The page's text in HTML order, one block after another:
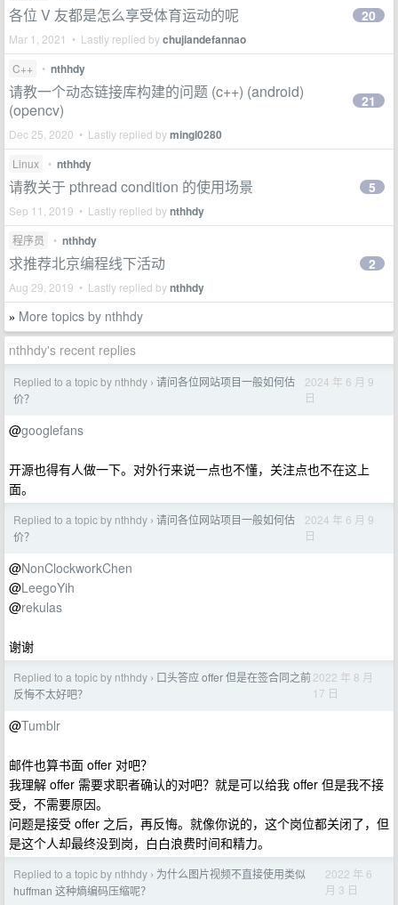
各位 V 友都是怎么享受体育运动的呢
Mar 1, 2021 • Lastly replied bychujiandefannao
20
C++ • nthhdy
请教一个动态链接库构建的问题 (c++) (android)
(opencv)
Dec 25, 2020 • Lastly replied bymingl0280
21
Linux • nthhdy
请教关于 pthread condition 的使用场景
Sep 11, 2019 • Lastly replied bynthhdy
5
程序员 • nthhdy
求推荐北京编程线下活动
Aug 29, 2019 • Lastly replied bynthhdy
2
» More topics by nthhdy
nthhdy's recent replies
Replied to a topic by nthhdy › 请问各位网站项目一般如何估
价？
2024 年 6 月 9
日
@googlefans
开源也得有人做一下。对外行来说一点也不懂，关注点也不在这上
面。
Replied to a topic by nthhdy › 请问各位网站项目一般如何估
价？
2024 年 6 月 9
日
@NonClockworkChen
@LeegoYih
@rekulas
谢谢
Replied to a topic by nthhdy › 口头答应 offer 但是在签合同之前
反悔不太好吧？
2022 年 8 月
17 日
@Tumblr
邮件也算书面 offer 对吧？
我理解 offer 需要求职者确认的对吧？就是可以给我 offer 但是我不接
受，不需要原因。
问题是接受 offer 之后，再反悔。就像你说的，这个岗位都关闭了，但
是这个人却最终没到岗，白白浪费时间和精力。
Replied to a topic by nthhdy › 为什么图片视频不直接使用类似
huffman 这种熵编码压缩呢？
2022 年 6
月 3 日